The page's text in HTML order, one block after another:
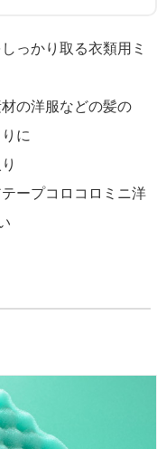
っかり取る衣類用ミ
の洋服などの髪の
に
ープコロコロミニ洋